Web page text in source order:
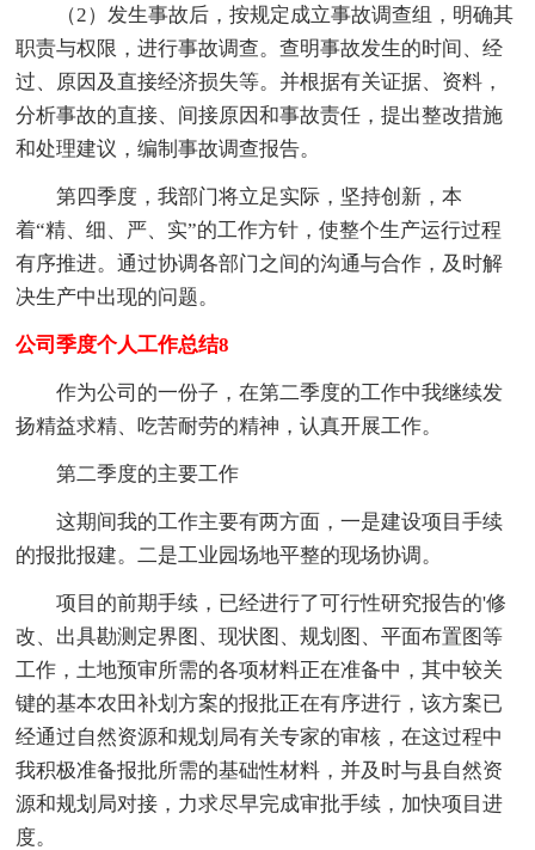
（2）发生事故后，按规定成立事故调查组，明确其
职责与权限，进行事故调查。查明事故发生的时间、经
过、原因及直接经济损失等。并根据有关证据、资料，
分析事故的直接、间接原因和事故责任，提出整改措施
和处理建议，编制事故调查报告。
第四季度，我部门将立足实际，坚持创新，本
着“精、细、严、实”的工作方针，使整个生产运行过程
有序推进。通过协调各部门之间的沟通与合作，及时解
决生产中出现的问题。
公司季度个人工作总结8
作为公司的一份子，在第二季度的工作中我继续发
扬精益求精、吃苦耐劳的精神，认真开展工作。
第二季度的主要工作
这期间我的工作主要有两方面，一是建设项目手续
的报批报建。二是工业园场地平整的现场协调。
项目的前期手续，已经进行了可行性研究报告的'修
改、出具勘测定界图、现状图、规划图、平面布置图等
工作，土地预审所需的各项材料正在准备中，其中较关
键的基本农田补划方案的报批正在有序进行，该方案已
经通过自然资源和规划局有关专家的审核，在这过程中
我积极准备报批所需的基础性材料，并及时与县自然资
源和规划局对接，力求尽早完成审批手续，加快项目进
度。